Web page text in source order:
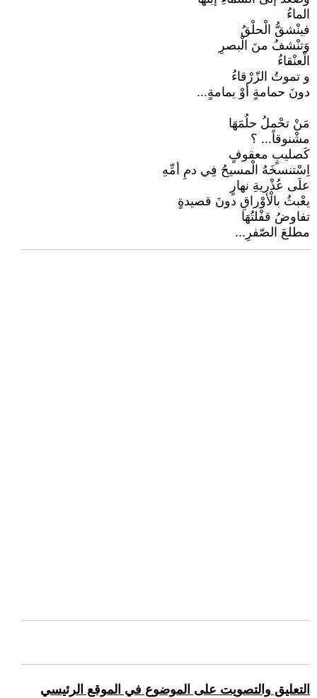
الماءُ
فينْشقُّ الْحلْقُ
وَتنْشفُ منَ الْبصرِ
الْعنْقاءُ
و تموتُ الزّرْقاءُ
دونَ حمامةٍ أوْ يمامةٍ...
مَنْ تحْملُ حلُمَهَا
مشْنوقاً... ؟
كَصليبٍ معقوفٍ
اِسْتنسخَهُ الْمسيحُ فِي دمِ أمِّهِ
علَى عُذْريةِ نهارٍ
يعْبثُ بالْأوْراقِ دونَ قصيدةٍ
تفاوضُ قفْلتُهَا
مطلعَ الصّفرِ...
التعليق والتصويت على الموضوع في الموقع الرئيسي